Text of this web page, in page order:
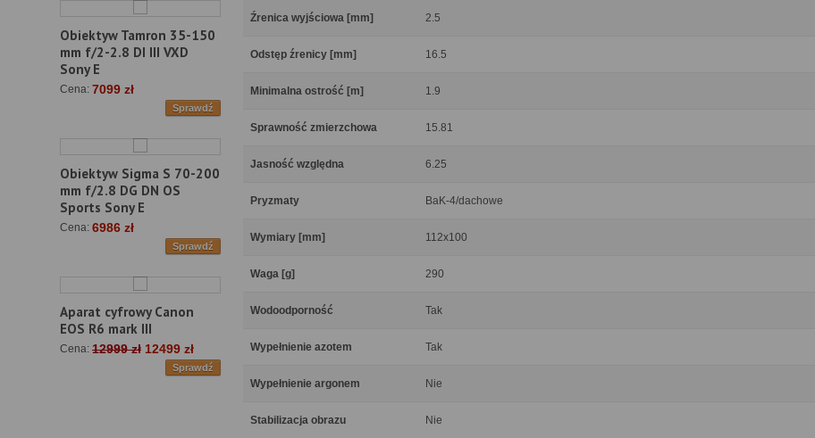
Obiektyw Tamron 35-150
mm f/2-2.8 DI III VXD
Sony E
Cena: 7099 zł
Sprawdź
Obiektyw Sigma S 70-200
mm f/2.8 DG DN OS
Sports Sony E
Cena: 6986 zł
Sprawdź
Aparat cyfrowy Canon
EOS R6 mark III
Cena: 12999 zł 12499 zł
Sprawdź
Źrenica wyjściowa [mm] 2.5
Odstęp źrenicy [mm] 16.5
Minimalna ostrość [m] 1.9
Sprawność zmierzchowa 15.81
Jasność względna 6.25
Pryzmaty BaK-4/dachowe
Wymiary [mm] 112x100
Waga [g] 290
Wodoodporność Tak
Wypełnienie azotem Tak
Wypełnienie argonem Nie
Stabilizacja obrazu Nie